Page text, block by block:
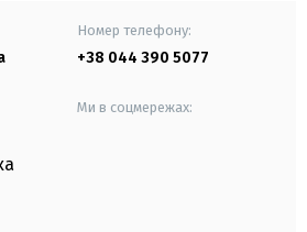
Номер телефону:
+38 044 390 5077
Ми в соцмережах: